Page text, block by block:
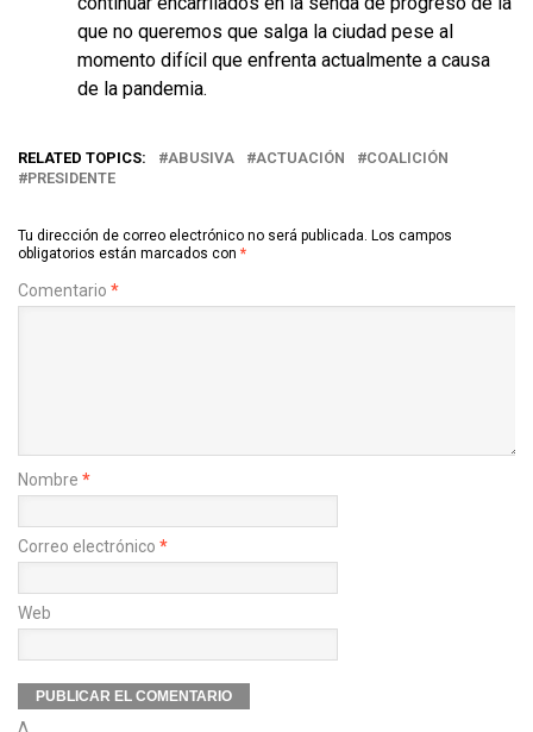
que no queremos que salga la ciudad pese al
momento difícil que enfrenta actualmente a causa
de la pandemia.
RELATED TOPICS: ABUSIVA ACTUACIÓN
COALICIÓN
PRESIDENTE
Tu dirección de correo electrónico no será publicada. Los campos
obligatorios están marcados con *
Comentario *
Nombre *
Correo electrónico *
Web
Δ